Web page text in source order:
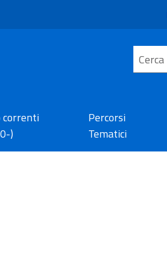
correnti
)
Percorsi
Tematici